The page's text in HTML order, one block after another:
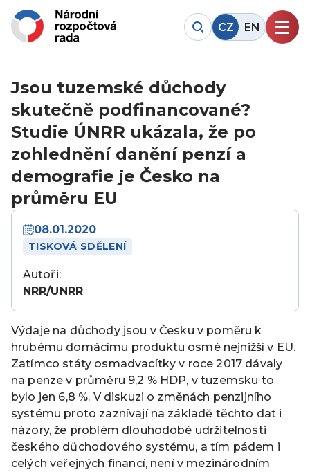
CZ EN
Jsou tuzemské důchody
skutečně podfinancované?
Studie ÚNRR ukázala, že po
zohlednění danění penzí a
demografie je Česko na
průměru EU
08.01.2020
TISKOVÁ SDĚLENÍ
Autoři:
NRR/UNRR
Výdaje na důchody jsou v Česku v poměru k
hrubému domácímu produktu osmé nejnižší v EU.
Zatímco státy osmadvacítky v roce 2017 dávaly
na penze v průměru 9,2 % HDP, v tuzemsku to
bylo jen 6,8 %. V diskuzi o změnách penzijního
systému proto zaznívají na základě těchto dat i
názory, že problém dlouhodobé udržitelnosti
českého důchodového systému, a tím pádem i
celých veřejných financí, není v mezinárodním